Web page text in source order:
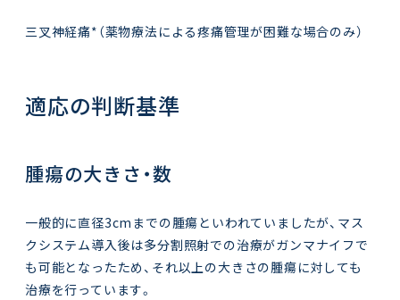
三叉神経痛*（薬物療法による疼痛管理が困難な場合のみ）
適応の判断基準
腫瘍の大きさ・数
一般的に直径3cmまでの腫瘍といわれていましたが、マス
クシステム導入後は多分割照射での治療がガンマナイフで
も可能となったため、それ以上の大きさの腫瘍に対しても
治療を行っています。